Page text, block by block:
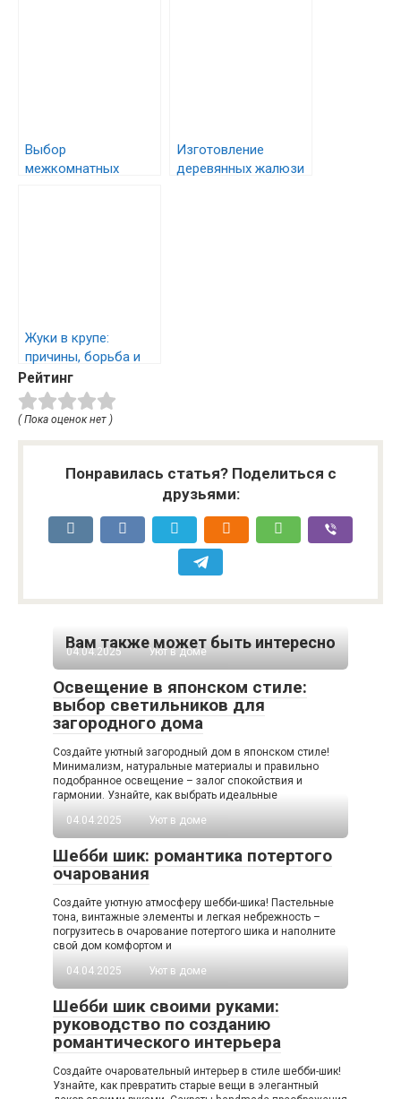
Выбор
межкомнатных
Изготовление
деревянных жалюзи
Жуки в крупе:
причины, борьба и
профилактика
Рейтинг
( Пока оценок нет )
Понравилась статья? Поделиться с
друзьями:
Вам также может быть интересно
04.04.2025 Уют в доме
Освещение в японском стиле:
выбор светильников для
загородного дома
Создайте уютный загородный дом в японском стиле!
Минимализм, натуральные материалы и правильно
подобранное освещение – залог спокойствия и
гармонии. Узнайте, как выбрать идеальные
04.04.2025
Уют в доме
Шебби шик: романтика потертого
очарования
Создайте уютную атмосферу шебби-шика! Пастельные
тона, винтажные элементы и легкая небрежность –
погрузитесь в очарование потертого шика и наполните
свой дом комфортом и
04.04.2025
Уют в доме
Шебби шик своими руками:
руководство по созданию
романтического интерьера
Создайте очаровательный интерьер в стиле шебби-шик!
Узнайте, как превратить старые вещи в элегантный